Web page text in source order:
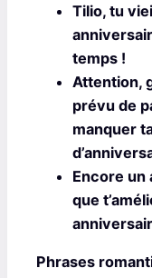
Tilio, tu
temps !
Attention,
prévu de
manquer
Encore un
que
Phrases